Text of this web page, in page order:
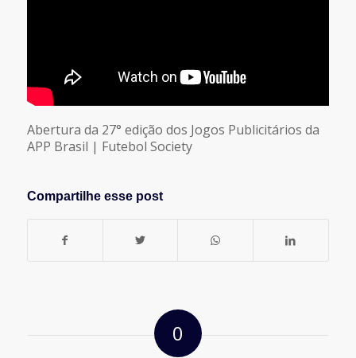
Abertura da 27° edição dos Jogos Publicitários da
APP Brasil | Futebol Society
Compartilhe esse post
0